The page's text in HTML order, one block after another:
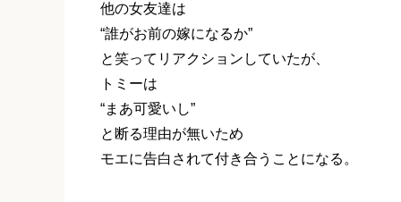
他の女友達は
“誰がお前の嫁になるか”
と笑ってリアクションしていたが、
トミーは
“まあ可愛いし”
と断る理由が無いため
モエに告白されて付き合うことになる。